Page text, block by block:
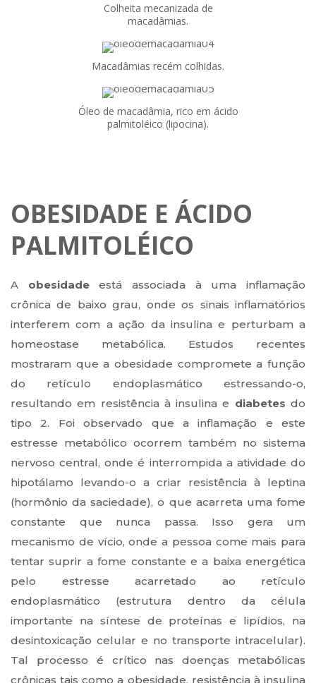
Colheita mecanizada de
macadâmias.
Macadâmias recém colhidas.
Óleo de macadâmia, rico em ácido
palmitoléico (lipocina).
OBESIDADE E ÁCIDO
PALMITOLÉICO
A obesidadeestá associada à uma inflamação
crônica de baixo grau, onde os sinais inflamatórios
interferem com a ação da insulina e perturbam a
homeostase metabólica. Estudos recentes
mostraram que a obesidade compromete a função
do retículo endoplasmático estressando-o,
resultando em resistência à insulina e diabetes do
tipo 2. Foi observado que a inflamação e este
estresse metabólico ocorrem também no sistema
nervoso central, onde é interrompida a atividade do
hipotálamo levando-o a criar resistência à leptina
(hormônio da saciedade), o que acarreta uma fome
constante que nunca passa. Isso gera um
mecanismo de vício, onde a pessoa come mais para
tentar suprir a fome constante e a baixa energética
pelo estresse acarretado ao retículo
endoplasmático (estrutura dentro da célula
importante na síntese de proteínas e lipídios, na
desintoxicação celular e no transporte intracelular).
Tal processo é crítico nas doenças metabólicas
crônicas tais como a obesidade, resistência à insulina